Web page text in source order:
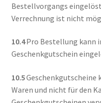
Bestellvorgangs
Verrechnung ist nicht
10.4Pro Bestellung kann
Geschenkgutschein
10.5Geschenkgutscheine
Waren und nicht für den